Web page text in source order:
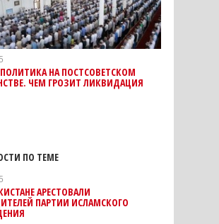
НА ПОСТСОВЕТСКОМ
ЧЕМ ГРОЗИТ ЛИКВИДАЦИЯ
ПО ТЕМЕ
АРЕСТОВАЛИ
ПАРТИИ ИСЛАМСКОГО